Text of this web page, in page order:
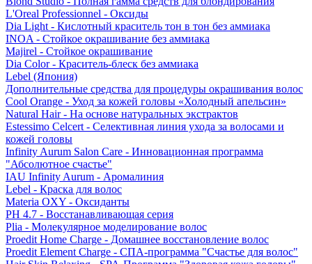
L'Oreal Professionnel - Оксиды
Dia Light - Кислотный краситель тон в тон без аммиака
INOA - Стойкое окрашивание без аммиака
Majirel - Стойкое окрашивание
Dia Color - Краситель-блеск без аммиака
Lebel (Япония)
Дополнительные средства для процедуры окрашивания волос
Cool Orange - Уход за кожей головы «Холодный апельсин»
Natural Hair - На основе натуральных экстрактов
Estessimo Celcert - Селективная линия ухода за волосами и
кожей головы
Infinity Aurum Salon Care - Инновационная программа
"Абсолютное счастье"
IAU Infinity Aurum - Аромалиния
Lebel - Краска для волос
Materia OXY - Оксиданты
PH 4.7 - Восстанавливающая серия
Plia - Молекулярное моделирование волос
Proedit Home Charge - Домашнее восстановление волос
Proedit Element Charge - СПА-программа "Счастье для волос"